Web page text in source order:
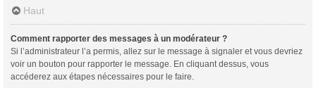
Haut
Comment rapporter des messages à un modérateur ?
Si l’administrateur l’a permis, allez sur le message à signaler et vous devriez
voir un bouton pour rapporter le message. En cliquant dessus, vous
accéderez aux étapes nécessaires pour le faire.